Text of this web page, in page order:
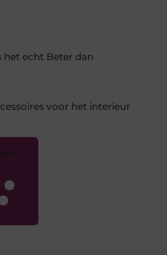
het echt Beter dan
voor het interieur